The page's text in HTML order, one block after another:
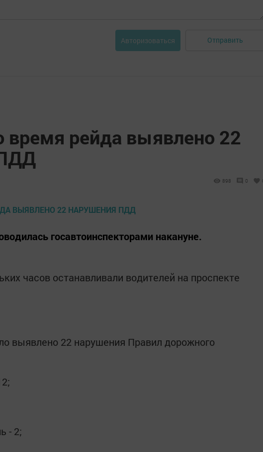
Авторизоваться Отправить
время рейда выявлено 22
898 0
госавтоинспекторами накануне.
часов останавливали водителей на проспекте
выявлено 22 нарушения Правил дорожного
- 2;